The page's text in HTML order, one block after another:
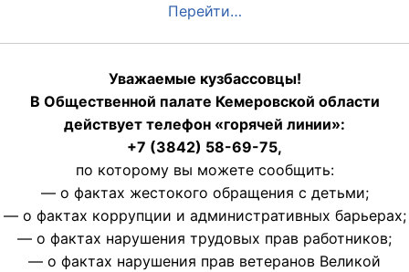
Перейти…
Уважаемые кузбассовцы!
В Общественной палате Кемеровской области
действует телефон «горячей линии»:
+7 (3842) 58-69-75,
по которому вы можете сообщить:
— о фактах жестокого обращения с детьми;
— о фактах коррупции и административных барьерах;
— о фактах нарушения трудовых прав работников;
— о фактах нарушения прав ветеранов Великой